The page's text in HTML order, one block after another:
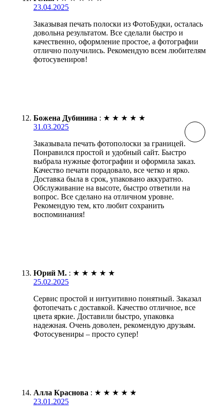
23.04.2025
Заказывая печать полоски из ФотоБудки, осталась
довольна результатом. Все сделали быстро и
качественно, оформление простое, а фотографии
отлично получились. Рекомендую всем любителям
фотосувениров!
Божена Дубинина : ★ ★ ★ ★ ★
31.03.2025
Заказывала печать фотополоски за границей.
Понравился простой и удобный сайт. Быстро
выбрала нужные фотографии и оформила заказ.
Качество печати порадовало, все четко и ярко.
Доставка была в срок, упаковано аккуратно.
Обслуживание на высоте, быстро ответили на
вопрос. Все сделано на отличном уровне.
Рекомендую тем, кто любит сохранить
воспоминания!
Юрий М. : ★ ★ ★ ★ ★
25.02.2025
Сервис простой и интуитивно понятный. Заказал
фотопечать с доставкой. Качество отличное, все
цвета яркие. Доставили быстро, упаковка
надежная. Очень доволен, рекомендую друзьям.
Фотосувениры – просто супер!
Алла Краснова : ★ ★ ★ ★ ★
23.01.2025